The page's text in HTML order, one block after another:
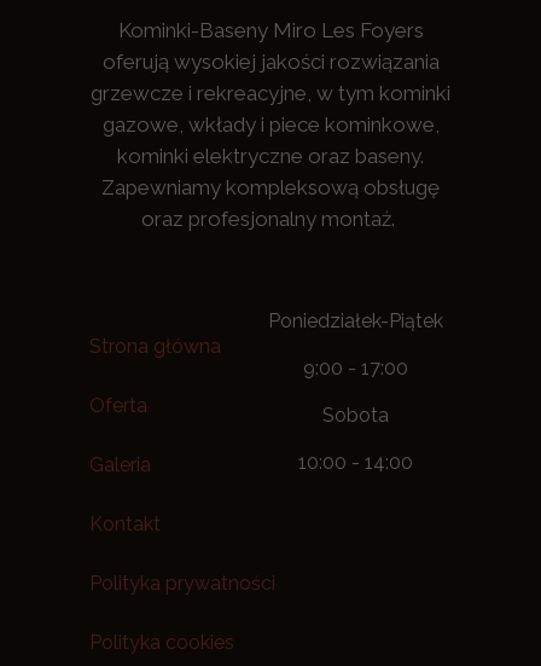
Kominki-Baseny Miro Les Foyers
oferują wysokiej jakości rozwiązania
grzewcze i rekreacyjne, w tym kominki
gazowe, wkłady i piece kominkowe,
kominki elektryczne oraz baseny.
Zapewniamy kompleksową obsługę
oraz profesjonalny montaż.
Strona główna
Oferta
Galeria
Kontakt
Polityka prywatności
Polityka cookies
Poniedziałek-Piątek
9:00 - 17:00
Sobota
10:00 - 14:00